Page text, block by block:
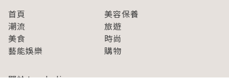
首頁
美容保養
潮流
旅遊
美食
時尚
藝能娛樂
購物